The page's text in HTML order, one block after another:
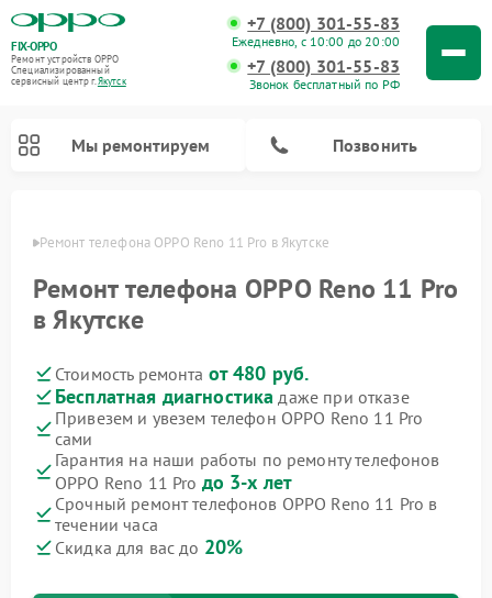
FIX-OPPO
Ремонт устройств OPPO
Специализированный
cервисный центр г.Якутск
+7 (800) 301-55-83
Ежедневно, с 10:00 до 20:00
+7 (800) 301-55-83
Звонок бесплатный по РФ
Мы ремонтируем Позвонить
Ремонт телефона OPPO Reno 11 Pro в Якутске
Ремонт телефона OPPO Reno 11 Pro
в Якутске
Стоимость ремонта от 480 руб.
Бесплатная диагностика даже при отказе
Привезем и увезем телефон OPPO Reno 11 Pro
сами
Гарантия на наши работы по ремонту телефонов
OPPO Reno 11 Pro до 3-х лет
Срочный ремонт телефонов OPPO Reno 11 Pro в
течении часа
Скидка для вас до 20%